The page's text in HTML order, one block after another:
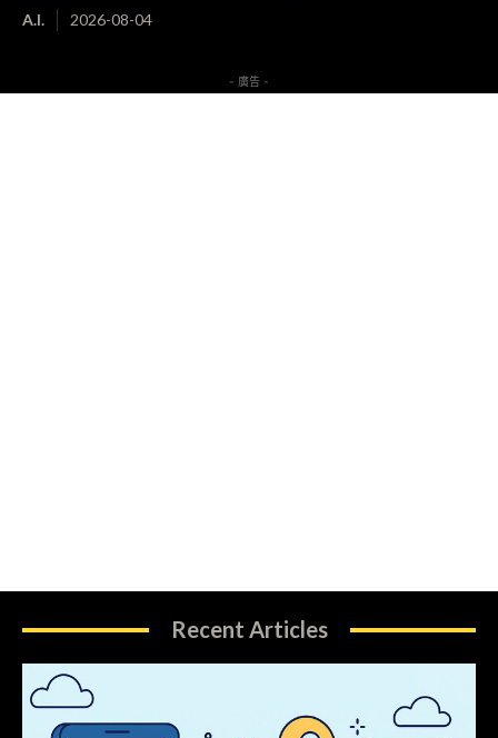
A.I. 2026-08-04
- 廣告 -
Recent Articles